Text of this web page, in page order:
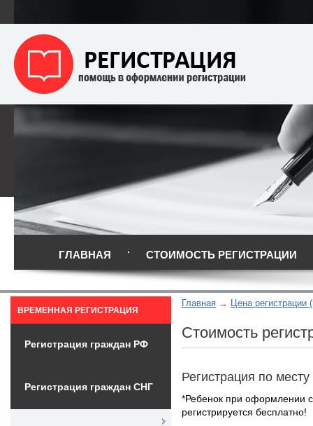
ГЛАВНАЯ СТОИМОСТЬ РЕГИСТРАЦИИ
Главная Цена регистрации
Стоимость
Регистрация по
*Ребенок при оформлении
регистрируется бесплатно!
ВРЕМЕННАЯ РЕГИСТРАЦИЯ
Регистрация граждан РФ
Регистрация граждан СНГ